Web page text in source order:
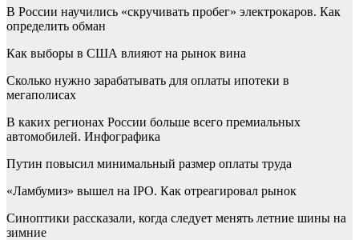
В России научились «скручивать пробег» электрокаров. Как
определить обман
Как выборы в США влияют на рынок вина
Сколько нужно зарабатывать для оплаты ипотеки в
мегаполисах
В каких регионах России больше всего премиальных
автомобилей. Инфографика
Путин повысил минимальный размер оплаты труда
«Ламбумиз» вышел на IPO. Как отреагировал рынок
Синоптики рассказали, когда следует менять летние шины на
зимние